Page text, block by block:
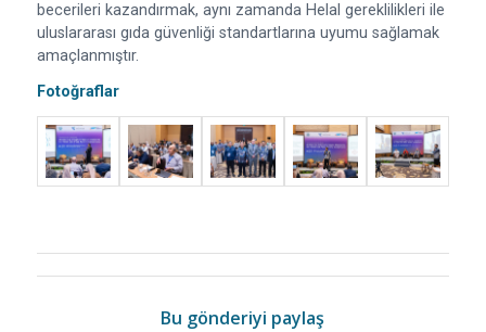
becerileri kazandırmak, aynı zamanda Helal gereklilikleri ile
uluslararası gıda güvenliği standartlarına uyumu sağlamak
amaçlanmıştır.
Fotoğraflar
Bu gönderiyi paylaş